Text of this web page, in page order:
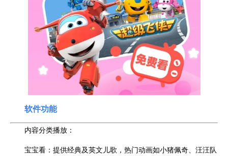
软件功能
内容分类播放：
宝宝看：提供经典及英文儿歌，热门动画如小猪佩奇、汪汪队